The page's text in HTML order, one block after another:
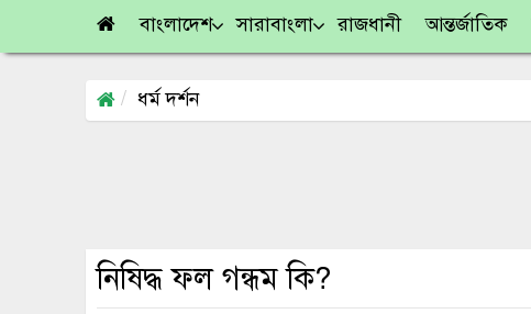
বাংলাদেশ সারাবাংলা রাজধানী আন্তর্জাতিক
ধর্ম দর্শন
নিষিদ্ধ ফল গন্ধম কি?